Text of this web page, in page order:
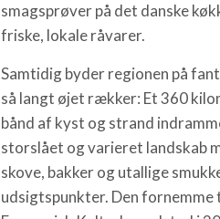
smagsprøver på det danske
friske, lokale råvarer.
Samtidig byder regionen på
så langt øjet rækker: Et 360
bånd af kyst og strand
storslået og varieret landskab
skove, bakker og utallige
udsigtspunkter. Den fornemme